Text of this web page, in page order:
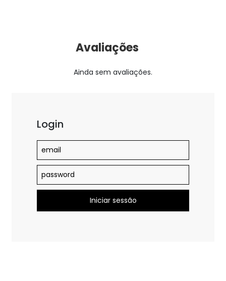
Avaliações
Ainda sem avaliações.
Login